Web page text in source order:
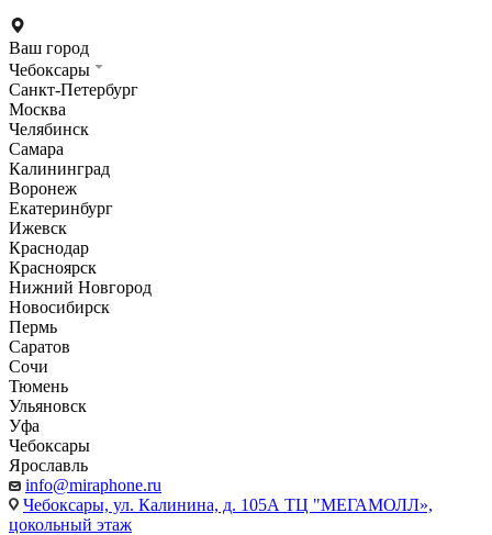
Ваш город
Чебоксары
Санкт-Петербург
Москва
Челябинск
Самара
Калининград
Воронеж
Екатеринбург
Ижевск
Краснодар
Красноярск
Нижний Новгород
Новосибирск
Пермь
Саратов
Сочи
Тюмень
Ульяновск
Уфа
Чебоксары
Ярославль
info@miraphone.ru
Чебоксары, ул. Калинина, д. 105А ТЦ "МЕГАМОЛЛ»,
цокольный этаж